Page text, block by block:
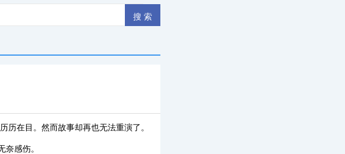
历在目。然而故事却再也无法重演了。
奈感伤。